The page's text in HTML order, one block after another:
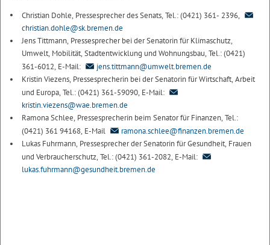
Christian Dohle, Pressesprecher des Senats, Tel.: (0421) 361- 2396,
christian.dohle@sk.bremen.de
Jens Tittmann, Pressesprecher bei der Senatorin für Klimaschutz,
Umwelt, Mobilität, Stadtentwicklung und Wohnungsbau, Tel.: (0421)
361-6012, E-Mail:
jens.tittmann@umwelt.bremen.de
Kristin Viezens, Pressesprecherin bei der Senatorin für Wirtschaft, Arbeit
und Europa, Tel.: (0421) 361-59090, E-Mail:
kristin.viezens@wae.bremen.de
Ramona Schlee, Pressesprecherin beim Senator für Finanzen, Tel.:
(0421) 361 94168, E-Mail
ramona.schlee@finanzen.bremen.de
Lukas Fuhrmann, Pressesprecher der Senatorin für Gesundheit, Frauen
und Verbraucherschutz, Tel.: (0421) 361-2082, E-Mail:
lukas.fuhrmann@gesundheit.bremen.de